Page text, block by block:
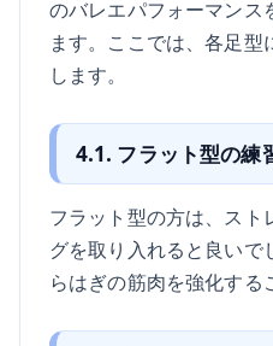
のバレエパフォーマンス
ます。ここでは、各足
します。
4.1. フラット型の練
フラット型の方は、スト
グを取り入れると良いで
らはぎの筋肉を強化する